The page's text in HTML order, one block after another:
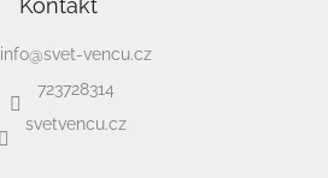
Kontakt
info@svet-vencu.cz
723728314
svetvencu.cz